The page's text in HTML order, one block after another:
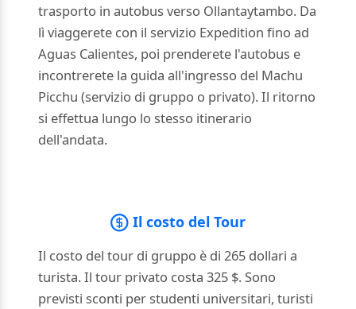
trasporto in autobus verso Ollantaytambo. Da
lì viaggerete con il servizio Expedition fino ad
Aguas Calientes, poi prenderete l'autobus e
incontrerete la guida all'ingresso del Machu
Picchu (servizio di gruppo o privato). Il ritorno
si effettua lungo lo stesso itinerario
dell'andata.
Il costo del Tour
Il costo del tour di gruppo è di 265 dollari a
turista. Il tour privato costa 325 $. Sono
previsti sconti per studenti universitari, turisti